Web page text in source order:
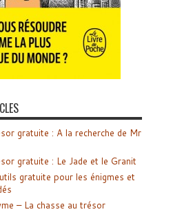
gratuite : A la recherche de Mr
gratuite : Le Jade et le Granit
gratuite pour les énigmes et
– La chasse au trésor